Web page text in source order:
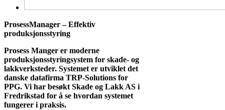
ProsessManager – Effektiv
produksjonsstyring
Prosess Manger er moderne
produksjonsstyringsystem for skade- og
lakkverksteder. Systemet er utviklet det
danske datafirma TRP-Solutions for
PPG. Vi har besøkt Skade og Lakk AS i
Fredrikstad for å se hvordan systemet
fungerer i praksis.